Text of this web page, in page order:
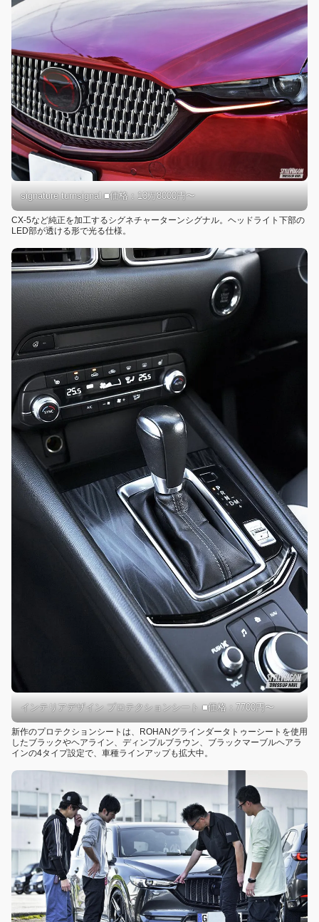
signature turnsignal ■価格：13万8000円〜
CX-5など純正を加工するシグネチャーターンシグナル。ヘッドライト下部の
LED部が透ける形で光る仕様。
インテリアデザイン プロテクションシート ■価格：7700円〜
新作のプロテクションシートは、ROHANグラインダータトゥーシートを使用
したブラックやヘアライン、ディンプルブラウン、ブラックマーブルヘアラ
インの4タイプ設定で、車種ラインアップも拡大中。